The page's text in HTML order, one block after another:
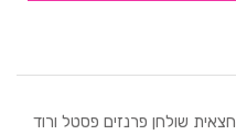
חצאית שולחן פרנזים פסטל ורוד